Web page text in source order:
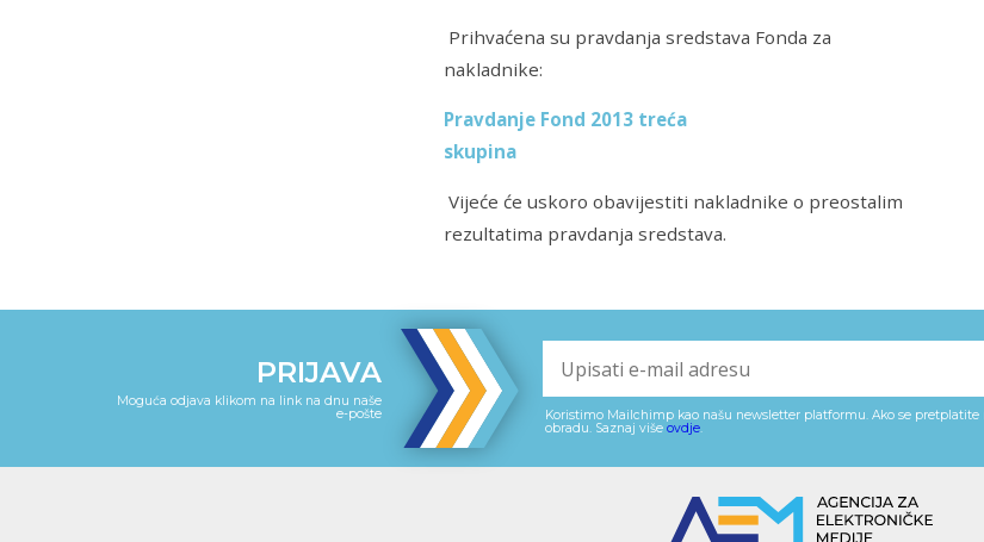
Prihvaćena su pravdanja sredstava Fonda za
nakladnike:
Pravdanje Fond 2013 treća
skupina
Vijeće će uskoro obavijestiti nakladnike o preostalim
rezultatima pravdanja sredstava.
PRIJAVA
Moguća odjava klikom na link na dnu naše
e-pošte
Koristimo Mailchimp kao našu newsletter platformu. Ako se
obradu. Saznaj više ovdje.